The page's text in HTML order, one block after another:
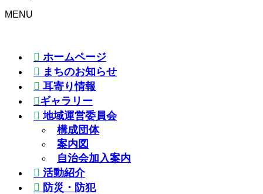
MENU
ホームページ
まちのお知らせ
耳寄り情報
ギャラリー
地域運営委員会
構成団体
案内図
自治会加入案内
活動紹介
防災・防犯